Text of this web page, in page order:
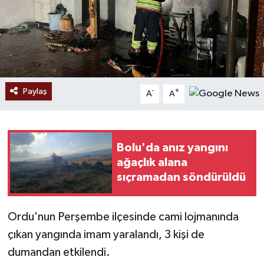
Paylaş A- A+
Bolu'da anız yangını
ağaçlık alana
sıçramadan söndürüldü
Ordu'nun Perşembe ilçesinde cami lojmanında
çıkan yangında imam yaralandı, 3 kişi de
dumandan etkilendi.